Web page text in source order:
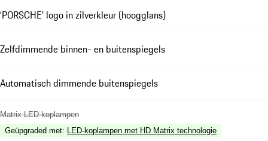
‘PORSCHE’ logo in zilverkleur (hoogglans)
Zelfdimmende binnen- en buitenspiegels
Automatisch dimmende buitenspiegels
Matrix LED-koplampen
Geüpgraded met: LED-koplampen met HD Matrix technologie